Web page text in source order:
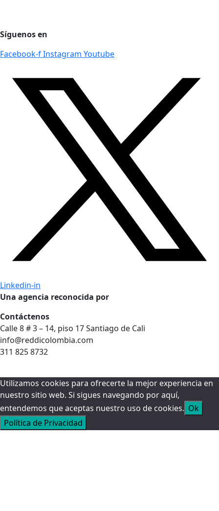
Síguenos en
Facebook-fInstagram Youtube
Linkedin-in
Una agencia reconocida por
Contáctenos
Calle 8 # 3 – 14, piso 17 Santiago de Cali
info@reddicolombia.com
311 825 8732
Utilizamos cookies para ofrecerte la mejor experiencia en
nuestro sitio web. Si sigues navegando por aquí,
entendemos que aceptas nuestro uso de cookies. Ok
Política de Privacidad